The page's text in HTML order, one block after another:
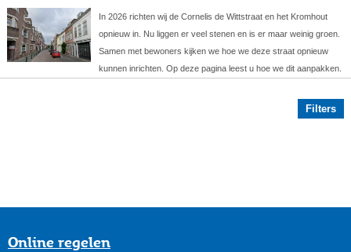
In 2026 richten wij de Cornelis de Wittstraat en het Kromhout
opnieuw in. Nu liggen er veel stenen en is er maar weinig groen.
Samen met bewoners kijken we hoe we deze straat opnieuw
kunnen inrichten. Op deze pagina leest u hoe we dit aanpakken.
Filters
Online regelen